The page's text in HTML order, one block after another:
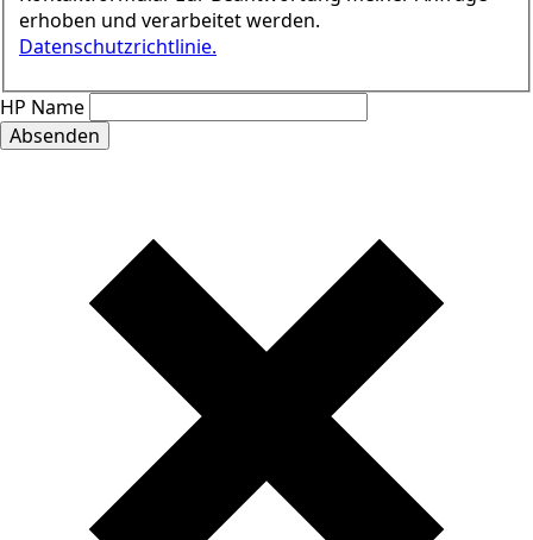
erhoben und verarbeitet werden.
Datenschutzrichtlinie.
HP Name
Absenden